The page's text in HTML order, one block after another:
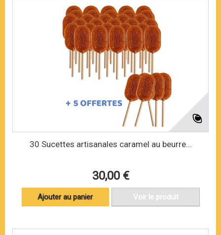
30 Sucettes artisanales caramel au beurre...
30,00 €
Ajouter au panier Voir le produit